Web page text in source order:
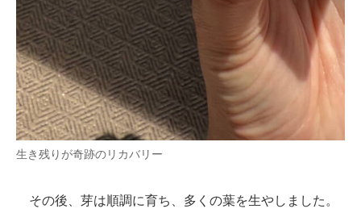
生き残りが奇跡のリカバリー
その後、芽は順調に育ち、多くの葉を生やしました。